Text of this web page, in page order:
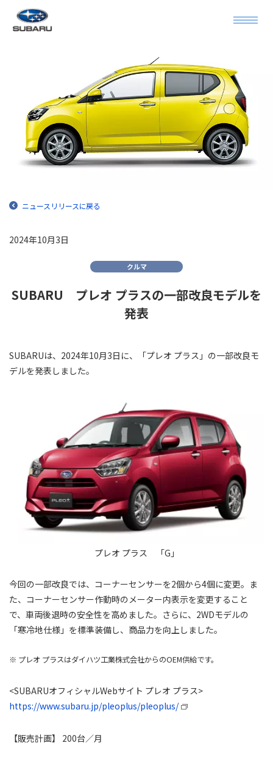
ニュースリリースに戻る
2024年10月3日
クルマ
SUBARU プレオ プラスの一部改良モデルを
発表
SUBARUは、2024年10月3日に、「プレオ プラス」の一部改良モ
デルを発表しました。
プレオ プラス 「G」
今回の一部改良では、コーナーセンサーを2個から4個に変更。ま
た、コーナーセンサー作動時のメーター内表示を変更すること
で、車両後退時の安全性を高めました。さらに、2WDモデルの
「寒冷地仕様」を標準装備し、商品力を向上しました。
※ プレオ プラスはダイハツ工業株式会社からのOEM供給です。
<SUBARUオフィシャルWebサイト プレオ プラス>
https://www.subaru.jp/pleoplus/pleoplus/
【販売計画】 200台／月